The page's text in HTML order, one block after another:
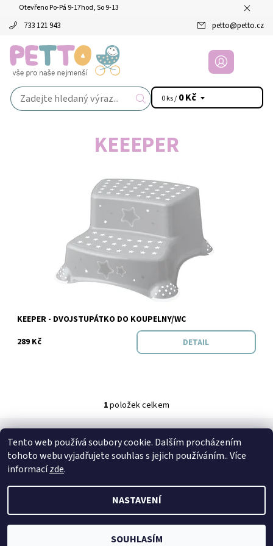
Otevřeno Po-Pá 9-17hod, So 9-13
733 121 943 petto@petto.cz
0 ks / 0 Kč
KEEEPER
Keeeper
KEEPER - DVOJSTUPÁTKO DO KOUPELNY/WC
289 Kč
DETAIL
1položek celkem
SPOJTE SE S NÁMI
Kontakt
2026 © Petto.cz, všechna práva vyhrazena
Vytvořil Shoptet
Tento web používá soubory cookie. Dalším procházením
tohoto webu vyjadřujete souhlas s jejich používáním.. Více
informacízde.
NASTAVENÍ
SOUHLASÍM